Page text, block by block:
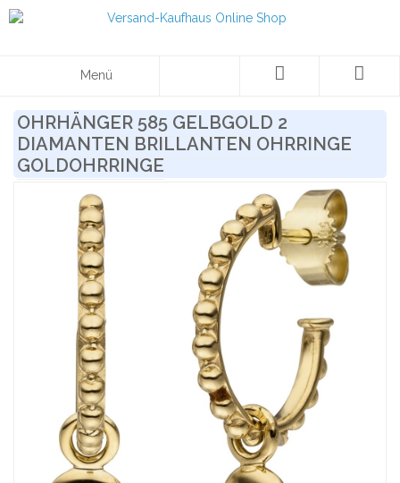
Menü
OHRHÄNGER 585 GELBGOLD 2
DIAMANTEN BRILLANTEN OHRRINGE
GOLDOHRRINGE